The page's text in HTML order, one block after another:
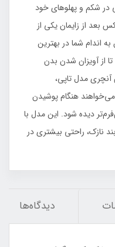
در شکم و پهلوهای خود
بعد از زایمان یکی از
اندام شما در بهترین
از آویزان شدن بدن
مدل تاپی،
هنگام پوشیدن
دیده شود. این مدل با
بند نازک، راحتی بیشتری در
دیدگاه‌ها